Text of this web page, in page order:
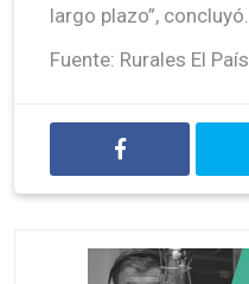
largo plazo”, concluyó.
Fuente: Rurales El País